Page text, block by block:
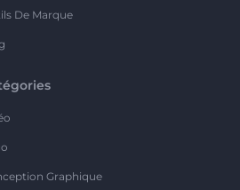
De Marque
Graphique